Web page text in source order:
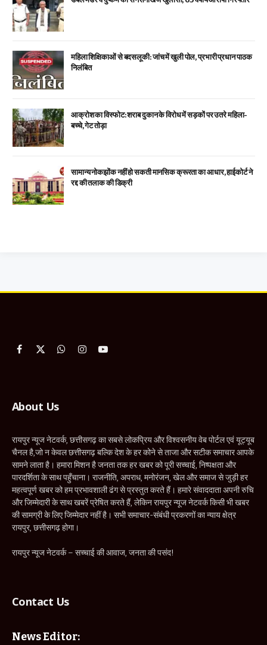
महिला शिक्षिकाओं से बदसलूकी: जांच में खुली पोल, प्रभारी प्रधान पाठक
निलंबित
आक्रोश का विस्फोट: शराब दुकान के विरोध में सड़कों पर उतरे महिला-
बच्चे, गेट तोड़ा
सामान्य नोकझोंक नहीं हो सकती मानसिक क्रूरता का आधार, हाईकोर्ट ने
रद्द की तलाक की डिक्री
Facebook
X
WhatsApp
InstagramYouTube
About Us
रायपुर न्यूज नेटवर्क, छत्तीसगढ़ का सबसे लोकप्रिय और विश्वसनीय वेब पोर्टल एवं यूट्यूब
चैनल है,जो न केवल छत्तीसगढ़ बल्कि देश के हर कोने से ताजा और सटीक समाचार आपके
सामने लाता है। हमारा मिशन है जनता तक हर खबर को पूरी सच्चाई, निष्पक्षता और
पारदर्शिता के साथ पहुँचाना। राजनीति, अपराध, मनोरंजन, खेल और समाज से जुड़ी हर
महत्वपूर्ण खबर को हम प्रभावशाली ढंग से प्रस्तुत करते हैं। हमारे संवाददाता अपनी रुचि
और जिम्मेदारी के साथ खबरें प्रेषित करते हैं, लेकिन रायपुर न्यूज नेटवर्क किसी भी खबर
की सामग्री के लिए जिम्मेदार नहीं है। सभी समाचार-संबंधी प्रकरणों का न्याय क्षेत्र
रायपुर, छत्तीसगढ़ होगा।
रायपुर न्यूज नेटवर्क – सच्चाई की आवाज, जनता की पसंद!
Contact Us
News Editor: